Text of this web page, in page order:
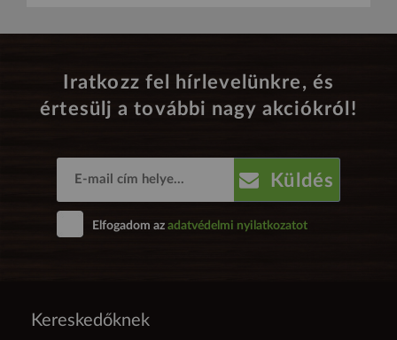
Iratkozz fel hírlevelünkre, és
értesülj a további nagy akciókról!
Küldés
Elfogadom az adatvédelmi nyilatkozatot
Kereskedőknek